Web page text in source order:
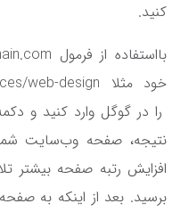
کنید.
بااستفاده از فرمول
خود مثلا site:https://vediana.com/services/web-design
را در گوگل وارد کنید و
نتیجه، صفحه وب‌سایت
افزایش رتبه صفحه بیشتر
برسید. بعد از اینکه به